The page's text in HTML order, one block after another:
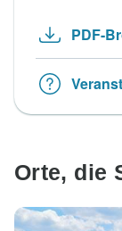
PDF-
Orte, die